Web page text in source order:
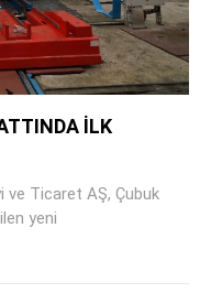
İLK
ve Ticaret AŞ, Çubuk
yeni